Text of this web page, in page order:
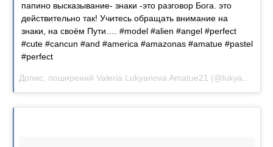
папино высказывание- знаки -это разговор Бога. это
действительно так! Учитесь обращать внимание на
знаки, на своём Пути…. #model #alien #angel #perfect
#cute #cancun #and #america #amazonas #amatue #pastel
#perfect